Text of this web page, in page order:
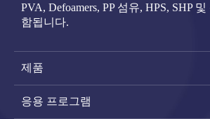
PVA, Defoamers, PP 섬유, HPS, SHP
함됩니다.
제품
응용 프로그램